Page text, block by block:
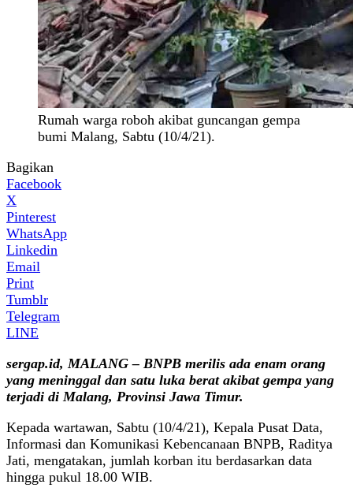
Rumah warga roboh akibat guncangan gempa
bumi Malang, Sabtu (10/4/21).
Bagikan
Facebook
X
Pinterest
WhatsApp
Linkedin
Email
Print
Tumblr
Telegram
LINE
sergap.id, MALANG – BNPB merilis ada enam orang
yang meninggal dan satu luka berat akibat gempa yang
terjadi di Malang, Provinsi Jawa Timur.
Kepada wartawan, Sabtu (10/4/21), Kepala Pusat Data,
Informasi dan Komunikasi Kebencanaan BNPB, Raditya
Jati, mengatakan, jumlah korban itu berdasarkan data
hingga pukul 18.00 WIB.